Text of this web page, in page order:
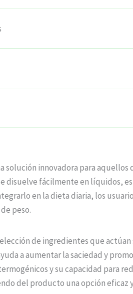
innovadora para
disuelve fácilmente en líquidos,
en la dieta diaria, los
peso.
de ingredientes que
a aumentar la saciedad y
y su capacidad para
del producto una opción eficaz